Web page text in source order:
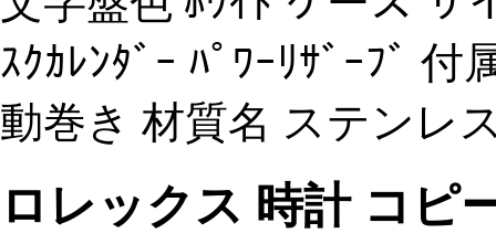
ｽｸｶﾚﾝﾀﾞｰ ﾊﾟﾜｰﾘｻﾞｰﾌﾞ 付
動巻き 材質名 ステンレ
ロレックス 時計 コピ